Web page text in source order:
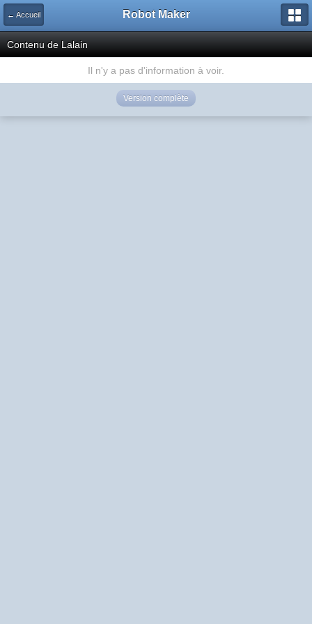
← Accueil Robot Maker
Contenu de Lalain
Il n'y a pas d'information à voir.
Version complète